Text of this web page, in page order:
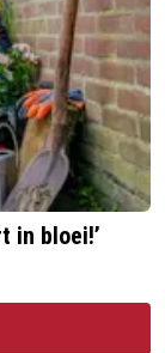
in bloei!’